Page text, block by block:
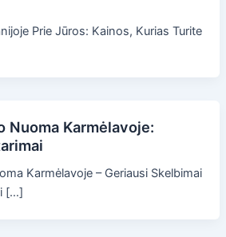
Prie Jūros: Kainos, Kurias Turite
Nuoma Karmėlavoje:
Karmėlavoje – Geriausi Skelbimai
[…]